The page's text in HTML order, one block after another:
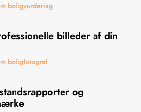
boligvurdering
billeder af din
boligfotograf
og